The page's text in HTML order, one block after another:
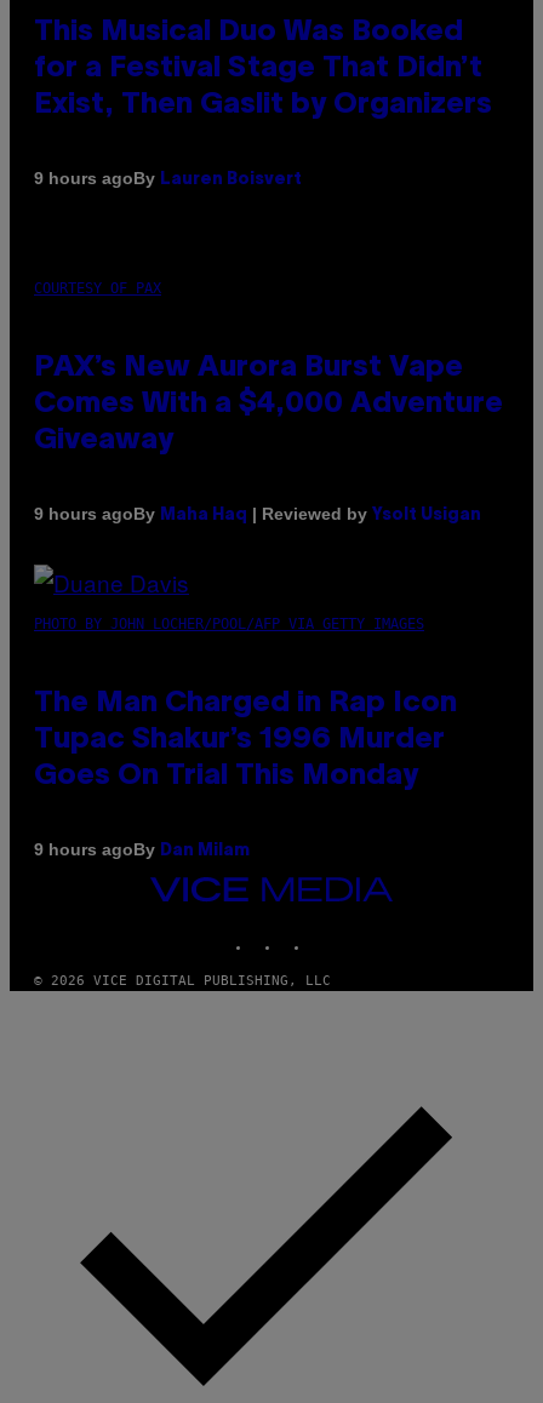
This Musical Duo Was Booked
for a Festival Stage That Didn’t
Exist, Then Gaslit by Organizers
9 hours agoBy Lauren Boisvert
COURTESY OF PAX
PAX’s New Aurora Burst Vape
Comes With a $4,000 Adventure
Giveaway
9 hours agoBy Maha Haq | Reviewed by Ysolt Usigan
PHOTO BY JOHN LOCHER/POOL/AFP VIA GETTY IMAGES
The Man Charged in Rap Icon
Tupac Shakur’s 1996 Murder
Goes On Trial This Monday
9 hours agoBy Dan Milam
VICE
MEDIA
© 2026 VICE DIGITAL PUBLISHING, LLC